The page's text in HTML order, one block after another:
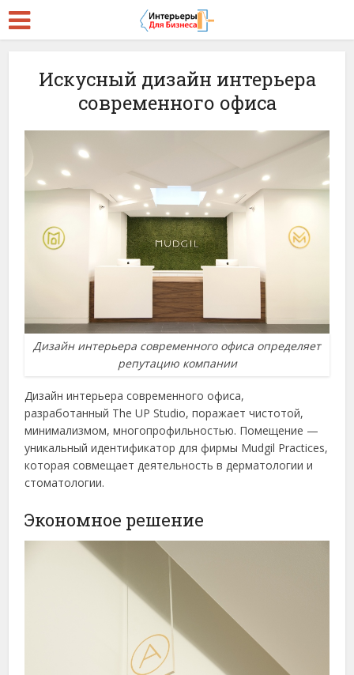
Искусный дизайн интерьера
современного офиса
Дизайн интерьера современного офиса определяет
репутацию компании
Дизайн интерьера современного офиса,
разработанный The UP Studio, поражает чистотой,
минимализмом, многопрофильностью. Помещение —
уникальный идентификатор для фирмы Mudgil Practices,
которая совмещает деятельность в дерматологии и
стоматологии.
Экономное решение